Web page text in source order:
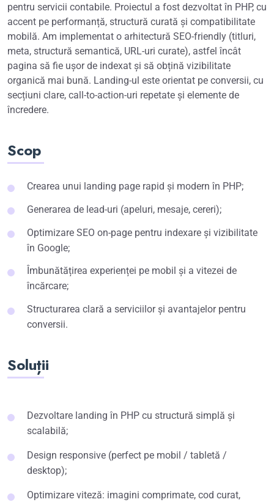
pentru servicii contabile. Proiectul a fost dezvoltat în PHP, cu
accent pe performanță, structură curată și compatibilitate
mobilă. Am implementat o arhitectură SEO-friendly (titluri,
meta, structură semantică, URL-uri curate), astfel încât
pagina să fie ușor de indexat și să obțină vizibilitate
organică mai bună. Landing-ul este orientat pe conversii, cu
secțiuni clare, call-to-action-uri repetate și elemente de
încredere.
Scop
Crearea unui landing page rapid și modern în PHP;
Generarea de lead-uri (apeluri, mesaje, cereri);
Optimizare SEO on-page pentru indexare și vizibilitate
în Google;
Îmbunătățirea experienței pe mobil și a vitezei de
încărcare;
Structurarea clară a serviciilor și avantajelor pentru
conversii.
Soluții
Dezvoltare landing în PHP cu structură simplă și
scalabilă;
Design responsive (perfect pe mobil / tabletă /
desktop);
Optimizare viteză: imagini comprimate, cod curat,